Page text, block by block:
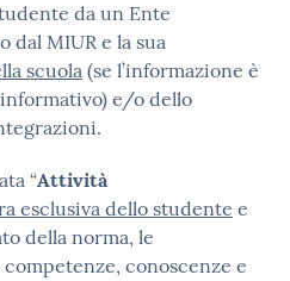
da un Ente
MIUR e la sua
scuola (se l’informazione è
e/o dello
“Attività
esclusiva dello studente e
della norma, le
conoscenze e